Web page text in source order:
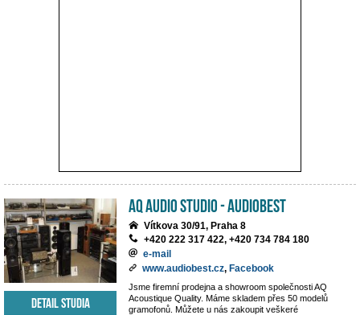
AQ Audio Studio - Audiobest
Vítkova 30/91, Praha 8
+420 222 317 422, +420 734 784 180
e-mail
www.audiobest.cz, Facebook
Jsme firemní prodejna a showroom společnosti AQ
Acoustique Quality. Máme skladem přes 50 modelů
gramofonů. Můžete u nás zakoupit veškeré
Detail studia